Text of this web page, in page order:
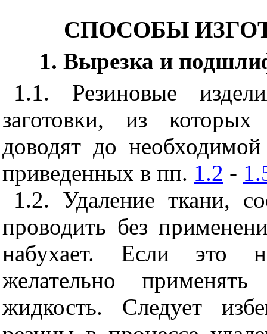
СПОСОБЫ
1. Вырезка и
1.1. Резиновые
заготовки, из
доводят до
приведенных в пп. 1.2 -
1.2. Удаление ткани,
проводить без
набухает. Если это
желательно
жидкость. Следует